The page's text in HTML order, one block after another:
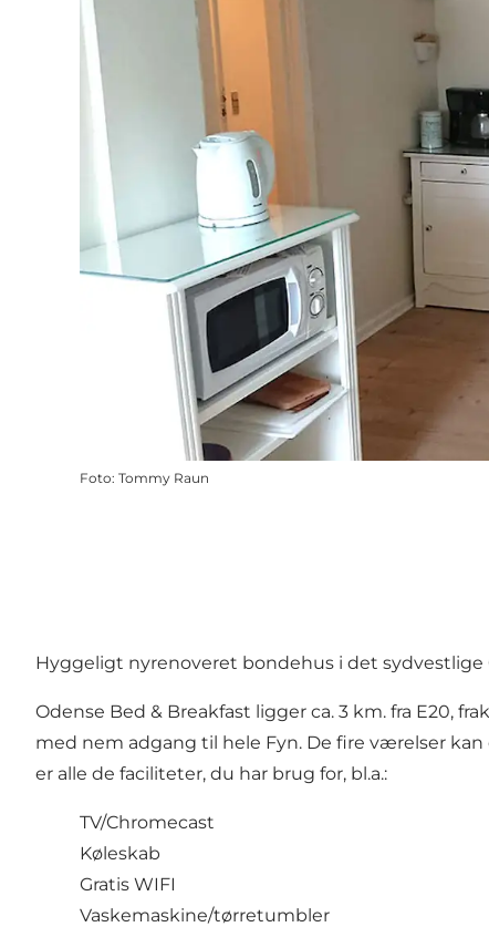
Foto: Tommy Raun
Hyggeligt nyrenoveret bondehus i det sydvestlige
Odense Bed & Breakfast ligger ca. 3 km. fra E20,
med nem adgang til hele Fyn. De fire værelser
er alle de faciliteter, du har brug for, bl.a.:
TV/Chromecast
Køleskab
Gratis WIFI
Vaskemaskine/tørretumbler